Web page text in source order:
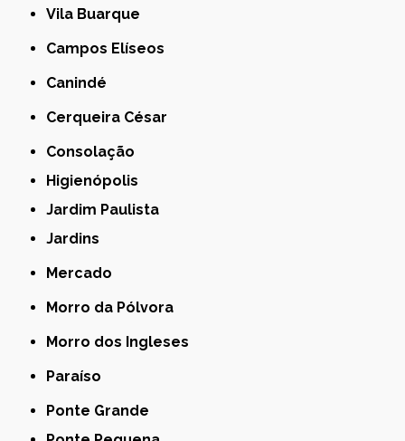
Vila Buarque
Campos Elíseos
Canindé
Cerqueira César
Consolação
Higienópolis
Jardim Paulista
Jardins
Mercado
Morro da Pólvora
Morro dos Ingleses
Paraíso
Ponte Grande